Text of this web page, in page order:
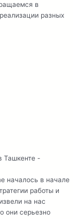
в
разных
началось в начале
работы и
на нас
они серьезно